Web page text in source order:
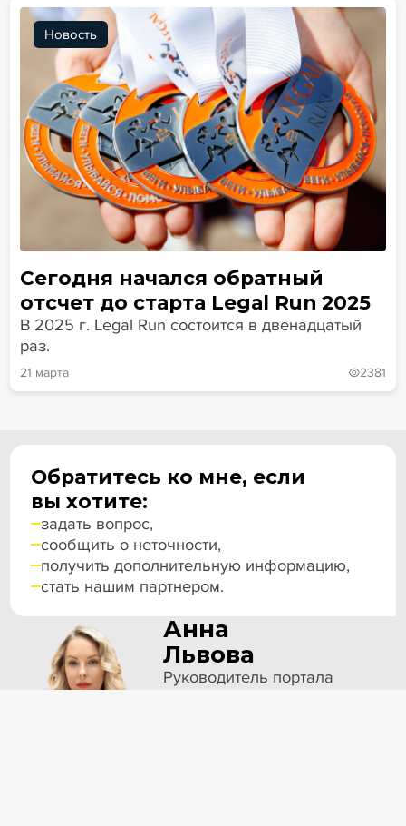
Новость
Сегодня начался обратный
отсчет до старта Legal Run 2025
В 2025 г. Legal Run состоится в двенадцатый
раз.
21 марта 2381
Обратитесь ко мне, если
вы хотите:
задать вопрос,
сообщить о неточности,
получить дополнительную информацию,
стать нашим партнером.
Анна
Львова
Руководитель портала